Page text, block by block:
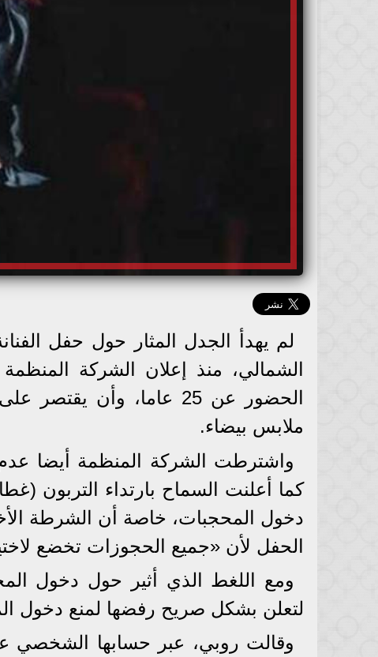
لم يهدأ الجدل المثار حول حفل
الشمالي، منذ إعلان الشركة
الحضور عن 25 عاما،
ملابس بيضاء.
واشترطت الشركة المنظمة أيضا عدم
كما أعلنت السماح بارتداء التربون
دخول المحجبات، خاصة أن الشرطة
الحفل لأن «جميع الحجوزات تخضع
ومع اللغط الذي أثير حول دخول
لتعلن بشكل صريح رفضها لمنع دخول
وقالت روبي، عبر حسابها